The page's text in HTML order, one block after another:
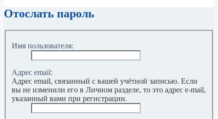
Отослать пароль
Имя пользователя:
Адрес email:
Адрес email, связанный с вашей учётной записью. Если
вы не изменили его в Личном разделе, то это адрес e-mail,
указанный вами при регистрации.